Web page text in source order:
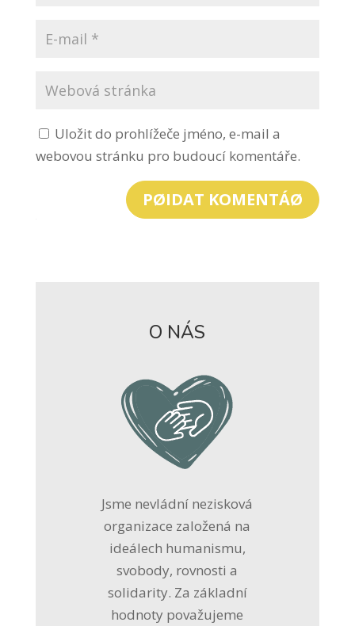
Uložit do prohlížeče jméno, e-mail a
webovou stránku pro budoucí komentáře.
PØIDAT KOMENTÁØ
O NÁS
Jsme nevládní nezisková
organizace založená na
ideálech humanismu,
svobody, rovnosti a
solidarity. Za základní
hodnoty považujeme